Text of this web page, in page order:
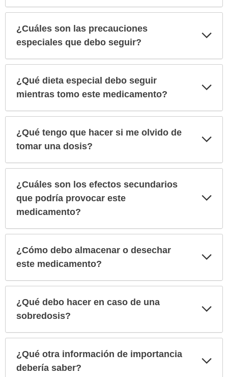
¿Cuáles son las precauciones
especiales que debo seguir?
¿Qué dieta especial debo seguir
mientras tomo este medicamento?
¿Qué tengo que hacer si me olvido de
tomar una dosis?
¿Cuáles son los efectos secundarios
que podría provocar este
medicamento?
¿Cómo debo almacenar o desechar
este medicamento?
¿Qué debo hacer en caso de una
sobredosis?
¿Qué otra información de importancia
debería saber?